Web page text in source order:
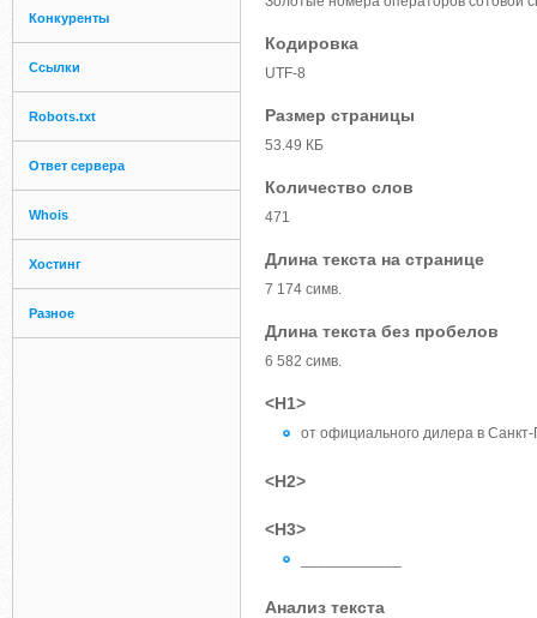
Конкуренты
Ссылки
Robots.txt
Ответ сервера
Whois
Хостинг
Разное
Кодировка
UTF-8
Размер страницы
53.49 КБ
Количество слов
471
Длина текста на странице
7 174 симв.
Длина текста без пробелов
6 582 симв.
<H1>
от официального дилера в Санкт-
<H2>
<H3>
Анализ текста